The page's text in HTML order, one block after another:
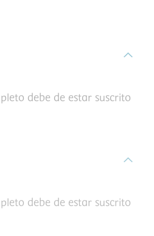
debe de estar suscrito
debe de estar suscrito